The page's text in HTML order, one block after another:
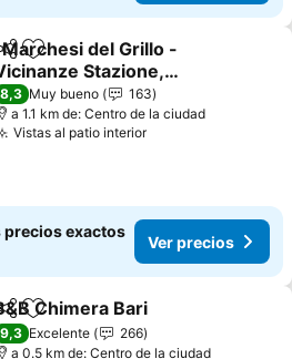
Agregar a favoritos
Marchesi del Grillo -
Stazione,
Policlinico
precios
8,3 Muy bueno
163
a 1.1 km de: Centro de la ciudad
Vistas al patio interiorVer precios
precios exactos
Ver precios
Agregar a favoritos
Chimera Bari
9,3 Excelente
266
a 0.5 km de: Centro de la ciudad